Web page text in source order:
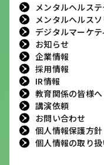
メンタルヘルス
メンタルヘルス
デジタルマーケ
お知らせ
企業情報
採用情報
IR情報
教育関係の皆様へ
講演依頼
お問い合わせ
個人情報保護方針
個人情報の取り